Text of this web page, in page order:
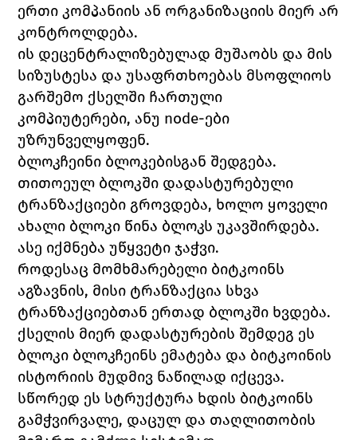
ერთი კომპანიის ან ორგანიზაციის მიერ არ
კონტროლდება.
ის დეცენტრალიზებულად მუშაობს და მის
სიზუსტესა და უსაფრთხოებას მსოფლიოს
გარშემო ქსელში ჩართული
კომპიუტერები, ანუ node-ები
უზრუნველყოფენ.
ბლოკჩეინი ბლოკებისგან შედგება.
თითოეულ ბლოკში დადასტურებული
ტრანზაქციები გროვდება, ხოლო ყოველი
ახალი ბლოკი წინა ბლოკს უკავშირდება.
ასე იქმნება უწყვეტი ჯაჭვი.
როდესაც მომხმარებელი ბიტკოინს
აგზავნის, მისი ტრანზაქცია სხვა
ტრანზაქციებთან ერთად ბლოკში ხვდება.
ქსელის მიერ დადასტურების შემდეგ ეს
ბლოკი ბლოკჩეინს ემატება და ბიტკოინის
ისტორიის მუდმივ ნაწილად იქცევა.
სწორედ ეს სტრუქტურა ხდის ბიტკოინს
გამჭვირვალე, დაცულ და თაღლითობის